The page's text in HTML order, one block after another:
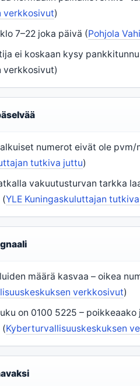
verkkosivut)
7–22 joka päivä (Pohjola
ei koskaan kysy
verkkosivut)
numerot eivät ole
tutkiva juttu)
vakuutusturvan tarkka
(YLE Kuningaskuluttajan
määrä kasvaa – oikea
verkkosivut)
on 0100 5225 –
(Kyberturvallisuuskeskuksen